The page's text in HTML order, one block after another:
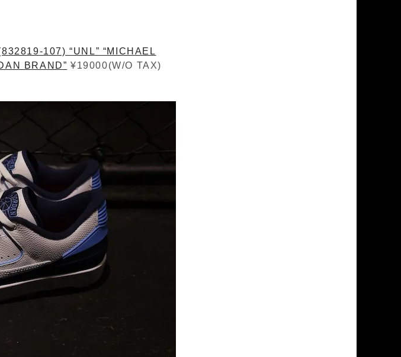
107) “UNL” “MICHAEL
BRAND” ¥19000(W/O TAX)